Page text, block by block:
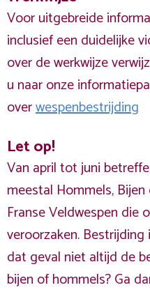
Voor uitgebreide
inclusief een duidelijke
over de werkwijze
u naar onze
overwespenbestrijding
Let op!
Van april tot juni
meestal Hommels,
Franse Veldwespen die
veroorzaken. Bestrijding
dat geval niet altijd de
bijen of hommels? Ga